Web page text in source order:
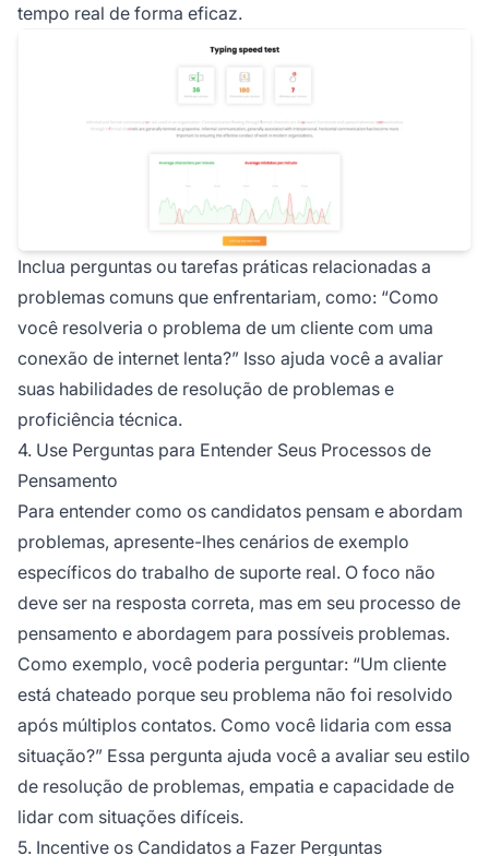
tempo real de forma eficaz.
Inclua perguntas ou tarefas práticas relacionadas a
problemas comuns que enfrentariam, como: “Como
você resolveria o problema de um cliente com uma
conexão de internet lenta?” Isso ajuda você a avaliar
suas habilidades de resolução de problemas e
proficiência técnica.
4. Use Perguntas para Entender Seus Processos de
Pensamento
Para entender como os candidatos pensam e abordam
problemas, apresente-lhes cenários de exemplo
específicos do trabalho de suporte real. O foco não
deve ser na resposta correta, mas em seu processo de
pensamento e abordagem para possíveis problemas.
Como exemplo, você poderia perguntar: “Um cliente
está chateado porque seu problema não foi resolvido
após múltiplos contatos. Como você lidaria com essa
situação?” Essa pergunta ajuda você a avaliar seu estilo
de resolução de problemas, empatia e capacidade de
lidar com situações difíceis.
5. Incentive os Candidatos a Fazer Perguntas